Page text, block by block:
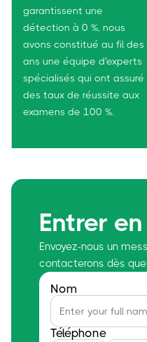
garantissent une
détection à 0 %, nous
avons constitué au fil des
ans une équipe d'experts
spécialisés qui ont assuré
des taux de réussite aux
examens de 100 %.
Entrer
Envoyez-nous un
contacterons dès
Nom
Téléphone